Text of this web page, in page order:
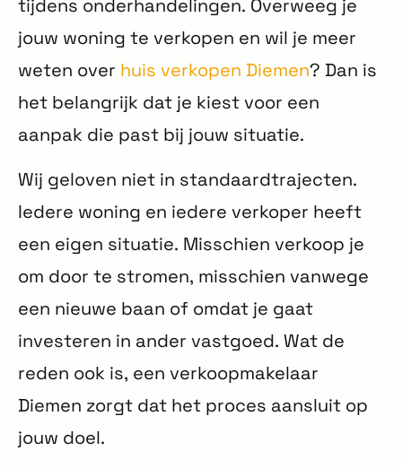
tijdens onderhandelingen. Overweeg je
jouw woning te verkopen en wil je meer
weten over huis verkopen Diemen? Dan is
het belangrijk dat je kiest voor een
aanpak die past bij jouw situatie.
Wij geloven niet in standaardtrajecten.
Iedere woning en iedere verkoper heeft
een eigen situatie. Misschien verkoop je
om door te stromen, misschien vanwege
een nieuwe baan of omdat je gaat
investeren in ander vastgoed. Wat de
reden ook is, een verkoopmakelaar
Diemen zorgt dat het proces aansluit op
jouw doel.